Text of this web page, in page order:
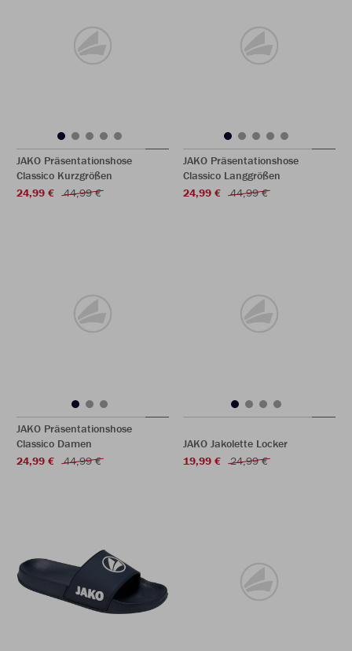
JAKO Präsentationshose
Classico Kurzgrößen
24,99 €
44,99 €
JAKO Präsentationshose
Classico Langgrößen
24,99 €
44,99 €
JAKO Präsentationshose
Classico Damen
24,99 €
44,99 €
JAKO Jakolette Locker
19,99 €
24,99 €